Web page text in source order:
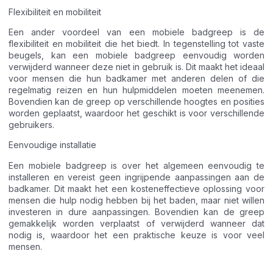
Flexibiliteit en mobiliteit
Een ander voordeel van een mobiele badgreep is de
flexibiliteit en mobiliteit die het biedt. In tegenstelling tot vaste
beugels, kan een mobiele badgreep eenvoudig worden
verwijderd wanneer deze niet in gebruik is. Dit maakt het ideaal
voor mensen die hun badkamer met anderen delen of die
regelmatig reizen en hun hulpmiddelen moeten meenemen.
Bovendien kan de greep op verschillende hoogtes en posities
worden geplaatst, waardoor het geschikt is voor verschillende
gebruikers.
Eenvoudige installatie
Een mobiele badgreep is over het algemeen eenvoudig te
installeren en vereist geen ingrijpende aanpassingen aan de
badkamer. Dit maakt het een kosteneffectieve oplossing voor
mensen die hulp nodig hebben bij het baden, maar niet willen
investeren in dure aanpassingen. Bovendien kan de greep
gemakkelijk worden verplaatst of verwijderd wanneer dat
nodig is, waardoor het een praktische keuze is voor veel
mensen.